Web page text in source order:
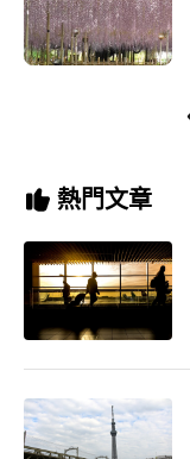
熱門文章